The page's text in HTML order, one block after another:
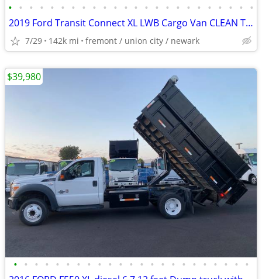
• • • • • • • • • • • • • • • • • • • • • • • •
2019 Ford Transit Connect XL LWB Cargo Van CLEAN TITLE ONE OWNER
7/29 142k mi fremont / union city / newark
• • • • • • • • • • • • • • • • • • • • • • •
$39,980